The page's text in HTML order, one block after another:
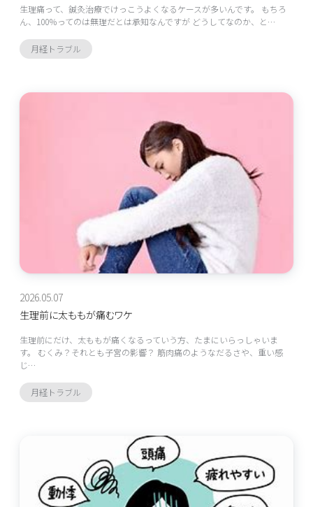
生理痛って、鍼灸治療でけっこうよくなるケースが多いんです。 もちろ
ん、100％ってのは無理だとは承知なんですが どうしてなのか、と…
月経トラブル
2026.05.07
生理前に太ももが痛むワケ
生理前にだけ、太ももが痛くなるっていう方、たまにいらっしゃいま
す。 むくみ？それとも子宮の影響？ 筋肉痛のようなだるさや、重い感
じ…
月経トラブル